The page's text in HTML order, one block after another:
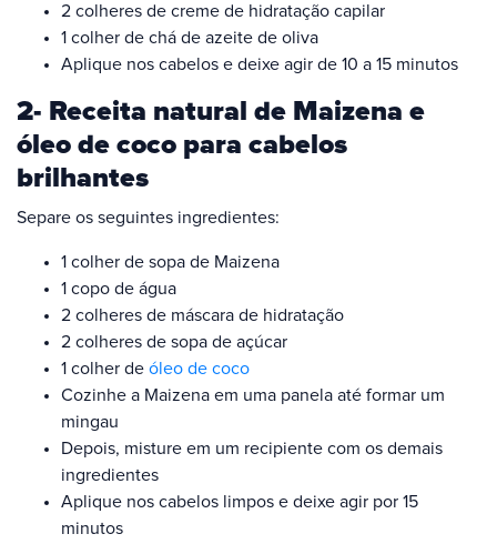
2 colheres de creme de hidratação capilar
1 colher de chá de azeite de oliva
Aplique nos cabelos e deixe agir de 10 a 15 minutos
2- Receita natural de Maizena e
óleo de coco para cabelos
brilhantes
Separe os seguintes ingredientes:
1 colher de sopa de Maizena
1 copo de água
2 colheres de máscara de hidratação
2 colheres de sopa de açúcar
1 colher de óleo de coco
Cozinhe a Maizena em uma panela até formar um
mingau
Depois, misture em um recipiente com os demais
ingredientes
Aplique nos cabelos limpos e deixe agir por 15
minutos